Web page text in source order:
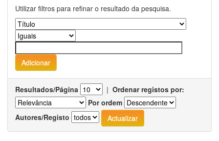
Utilizar filtros para refinar o resultado da pesquisa.
Resultados/Página | Ordenar registos por:
Por ordem
Autores/Registo